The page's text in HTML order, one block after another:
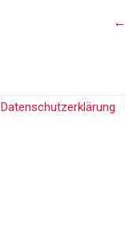
←
Datenschutzerklärung